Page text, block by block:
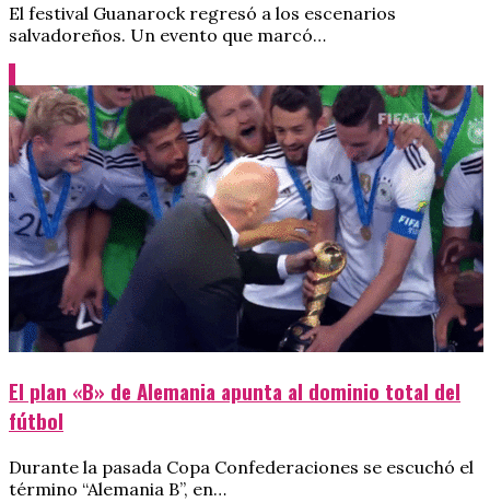
El festival Guanarock regresó a los escenarios
salvadoreños. Un evento que marcó…
El plan «B» de Alemania apunta al dominio total del
fútbol
Durante la pasada Copa Confederaciones se escuchó el
término “Alemania B”, en…